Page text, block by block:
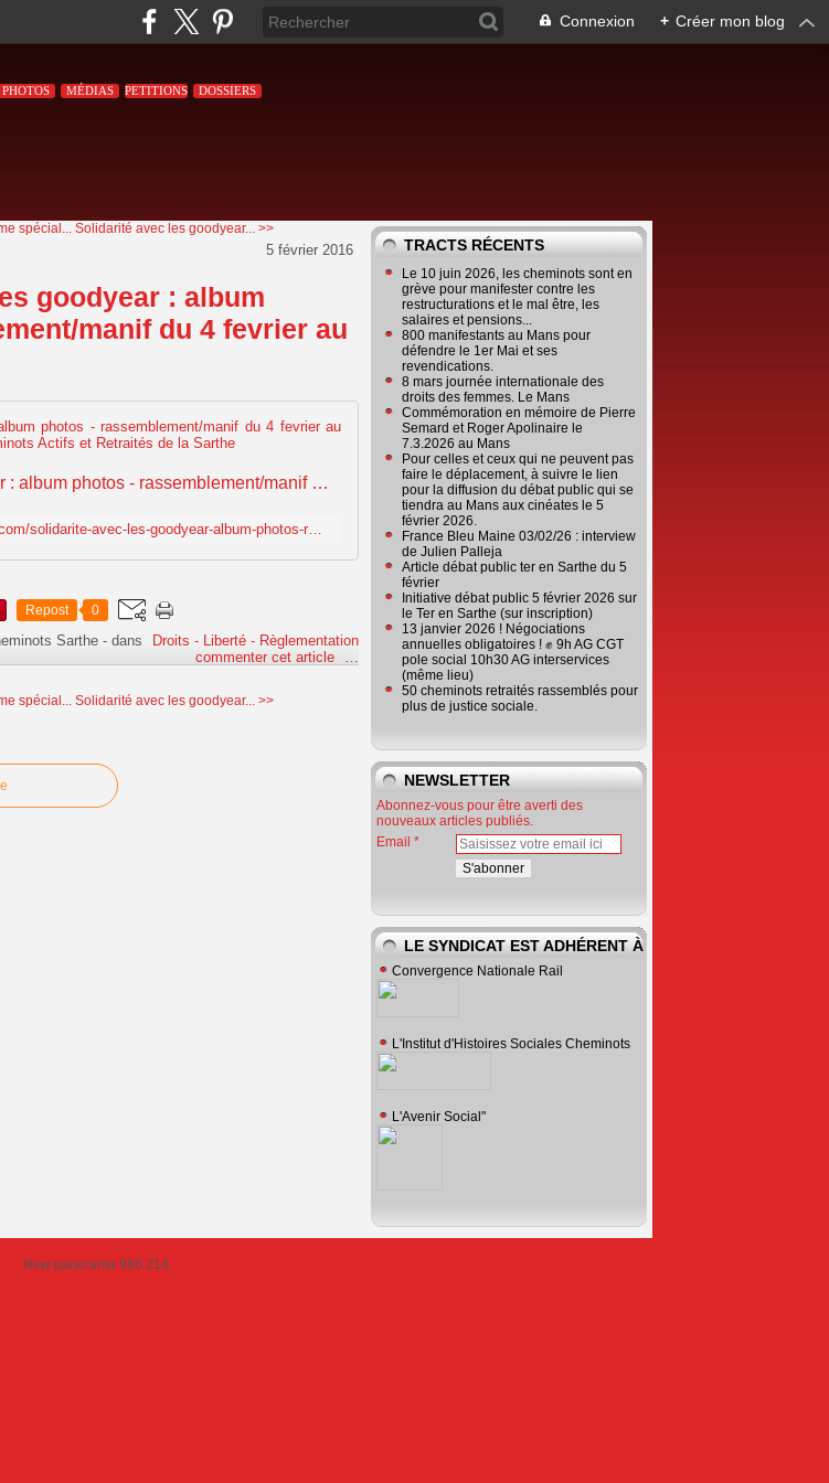
Connexion + Créer mon blog
MÉDIAS PETITIONS DOSSIERS
spécial... Solidarité avec les goodyear... >>
5 février 2016
goodyear : album
manif du 4 fevrier au
Solidarité avec les goodyear : album photos - rassemblement/manif du 4 fevrier au Mans - Syndicat CGT des Cheminots Actifs et Retraités de la Sarthe
Repost 0
Sarthe - dans
Droits - Liberté - Règlementation
commenter cet article
spécial... Solidarité avec les goodyear... >>
TRACTS RÉCENTS
Le 10 juin 2026, les cheminots sont en
grève pour manifester contre les
restructurations et le mal être, les
salaires et pensions...
800 manifestants au Mans pour
défendre le 1er Mai et ses
revendications.
8 mars journée internationale des
droits des femmes. Le Mans
Commémoration en mémoire de Pierre
Semard et Roger Apolinaire le
7.3.2026 au Mans
Pour celles et ceux qui ne peuvent pas
faire le déplacement, à suivre le lien
pour la diffusion du débat public qui se
tiendra au Mans aux cinéates le 5
février 2026.
France Bleu Maine 03/02/26 : interview
de Julien Palleja
Article débat public ter en Sarthe du 5
février
Initiative débat public 5 février 2026 sur
le Ter en Sarthe (sur inscription)
13 janvier 2026 ! Négociations
annuelles obligatoires ! ✊ 9h AG CGT
pole social 10h30 AG interservices
(même lieu)
50 cheminots retraités rassemblés pour
plus de justice sociale.
NEWSLETTER
Abonnez-vous pour être averti des
nouveaux articles publiés.
Email
LE SYNDICAT EST ADHÉRENT À
Convergence Nationale Rail
L'Institut d'Histoires Sociales Cheminots
L'Avenir Social"